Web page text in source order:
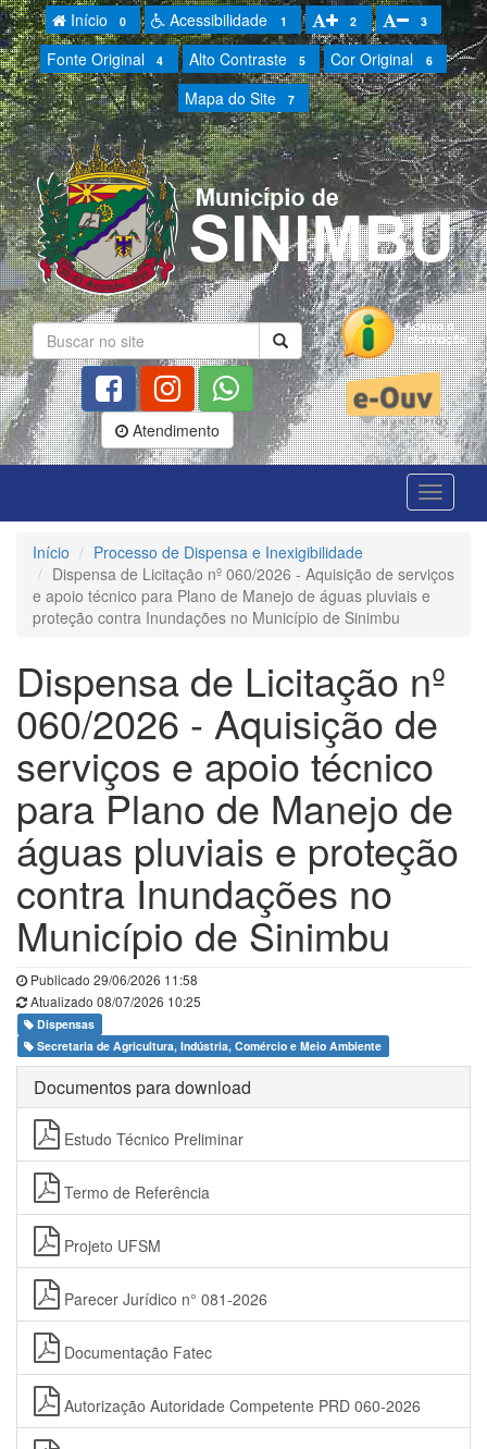
Início 0 Acessibilidade 1 2 3
Fonte Original 4 Alto Contraste 5 Cor Original 6
Mapa do Site 7
Atendimento
Início
Processo de Dispensa e Inexigibilidade
Dispensa de Licitação nº 060/2026 - Aquisição de serviços
e apoio técnico para Plano de Manejo de águas pluviais e
proteção contra Inundações no Município de Sinimbu
Dispensa de Licitação nº
060/2026 - Aquisição de
serviços e apoio técnico
para Plano de Manejo de
águas pluviais e proteção
contra Inundações no
Município de Sinimbu
Publicado 29/06/2026 11:58
Atualizado 08/07/2026 10:25
Dispensas
Secretaria de Agricultura, Indústria, Comércio e Meio Ambiente
Documentos para download
Estudo Técnico Preliminar
Termo de Referência
Projeto UFSM
Parecer Jurídico n° 081-2026
Documentação Fatec
Autorização Autoridade Competente PRD 060-2026